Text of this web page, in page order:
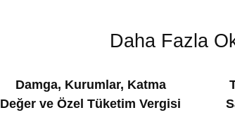
Daha Fazla
Damga, Kurumlar, Katma
Değer ve Özel Tüketim Vergisi